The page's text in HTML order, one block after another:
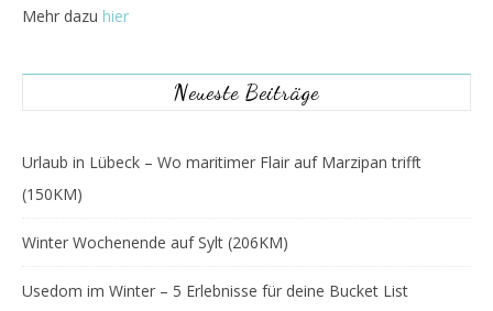
Mehr dazu hier
Neueste Beiträge
Urlaub in Lübeck – Wo maritimer Flair auf Marzipan trifft
(150KM)
Winter Wochenende auf Sylt (206KM)
Usedom im Winter – 5 Erlebnisse für deine Bucket List